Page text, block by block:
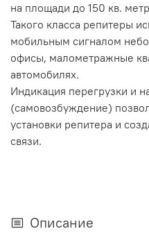
на площади до 150 кв.
Такого класса репитеры
мобильным сигналом
офисы, малометражные
автомобилях.
Индикация перегрузки и
(самовозбуждение)
установки репитера и
связи.
Описание